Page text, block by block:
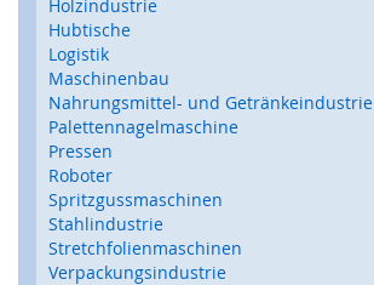
a
l
t
u
n
g
,
V
e
r
r
i
Holzindustrie
Hubtische
Logistik
Maschinenbau
Nahrungsmittel- und Getränkeindustrie
Palettennagelmaschine
Pressen
Roboter
Spritzgussmaschinen
Stahlindustrie
Stretchfolienmaschinen
Verpackungsindustrie